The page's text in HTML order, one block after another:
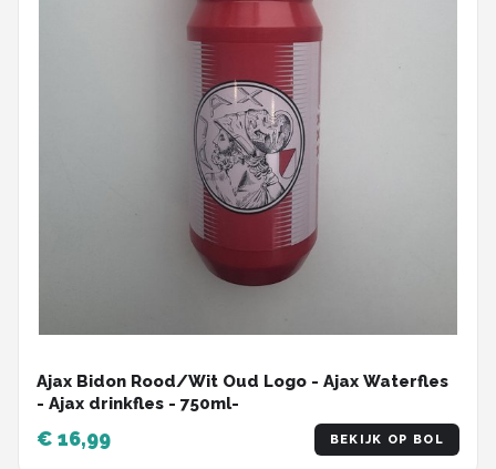
Ajax Bidon Rood/Wit Oud Logo - Ajax Waterfles
- Ajax drinkfles - 750ml-
€ 16,99 BEKIJK OP BOL